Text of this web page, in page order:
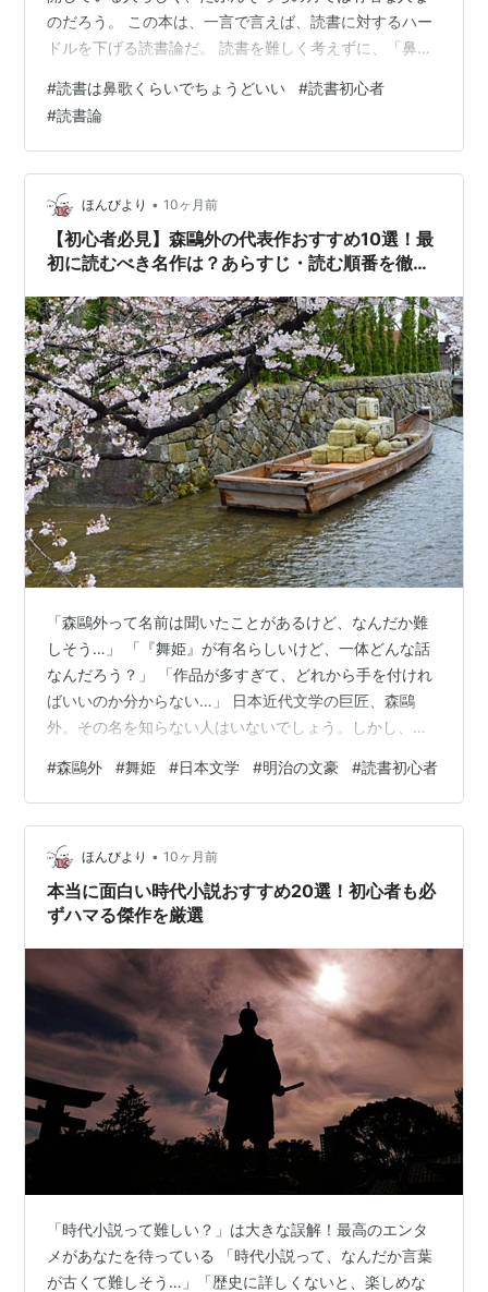
のだろう。 この本は、一言で言えば、読書に対するハー
ドルを下げる読書論だ。 読書を難しく考えずに、「鼻歌
う感じ。なんといってもタイトルがすばらしい。 本を読
んでみたいけど、読書はちょっと苦手という人に向けて
書かれているようだが、すでに読書が習慣になっている
人でもおもしろく読めると思う。私はこういう読書初心
者（？）向けに書かれた本を読むのがけっこう好きだ。
書かれている内容はそう目新しいこ…
#読書は鼻歌くらいでちょうどいい #読書初心者
#読書論
ほんびより • 10ヶ月前
【初心者必見】森鷗外の代表作おすすめ10選！最
初に読むべき名作は？あらすじ・読む順番を徹底
「森鷗外って名前は聞いたことがあるけど、なんだか難
しそう…」 「『舞姫』が有名らしいけど、一体どんな話
なんだろう？」 「作品が多すぎて、どれから手を付けれ
ばいいのか分からない…」 日本近代文学の巨匠、森鷗
外。その名を知らない人はいないでしょう。しかし、教
少し勇気がいる、と感じている方も少なくないかもしれ
ません。 ですが、その一歩を踏み出せずにいるのは、あ
まりにもったいないことです。森鷗外の作品世界は、一
度足を踏み入れると、その知的な深みと物語の面白さに
誰もが引き込まれてしまう、抗いがたい魅力に満ちてい
ます。彼の描く人間ドラマや歴史の奔流は、10…
#森鷗外 #舞姫 #日本文学 #明治の文豪 #読書初心者
ほんびより • 10ヶ月前
本当に面白い時代小説おすすめ20選！初心者も必
ずハマる傑作を厳選
「時代小説って難しい？」は大きな誤解！最高のエンタ
メがあなたを待っている 「時代小説って、なんだか言葉
が古くて難しそう…」「歴史に詳しくないと、楽しめな